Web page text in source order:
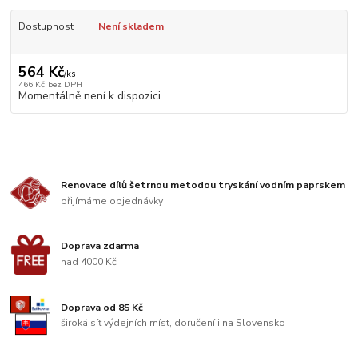
Dostupnost Není skladem
564 Kč/ks
466 Kč bez DPH
Momentálně není k dispozici
Renovace dílů šetrnou metodou tryskání vodním paprskem
přijímáme objednávky
Doprava zdarma
nad 4000 Kč
Doprava od 85 Kč
široká síť výdejních míst, doručení i na Slovensko